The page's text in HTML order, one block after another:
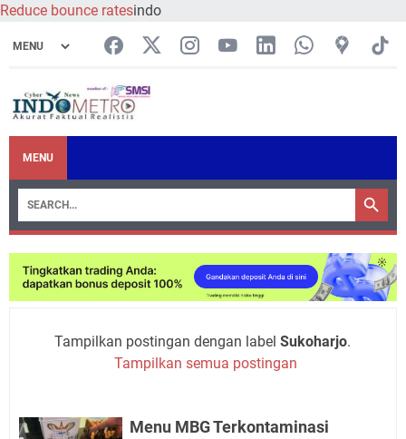
Reduce bounce ratesindo
MENU
Tampilkan postingan dengan labelSukoharjo.
Tampilkan semua postingan
Menu MBG Terkontaminasi